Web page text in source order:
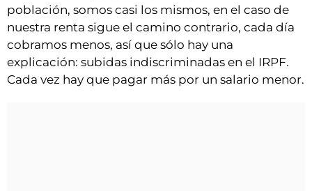
población, somos casi los mismos, en el caso de
nuestra renta sigue el camino contrario, cada día
cobramos menos, así que sólo hay una
explicación: subidas indiscriminadas en el IRPF.
Cada vez hay que pagar más por un salario menor.